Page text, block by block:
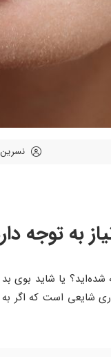
به توجه
شده‌اید؟ یا شاید
شایعی است که